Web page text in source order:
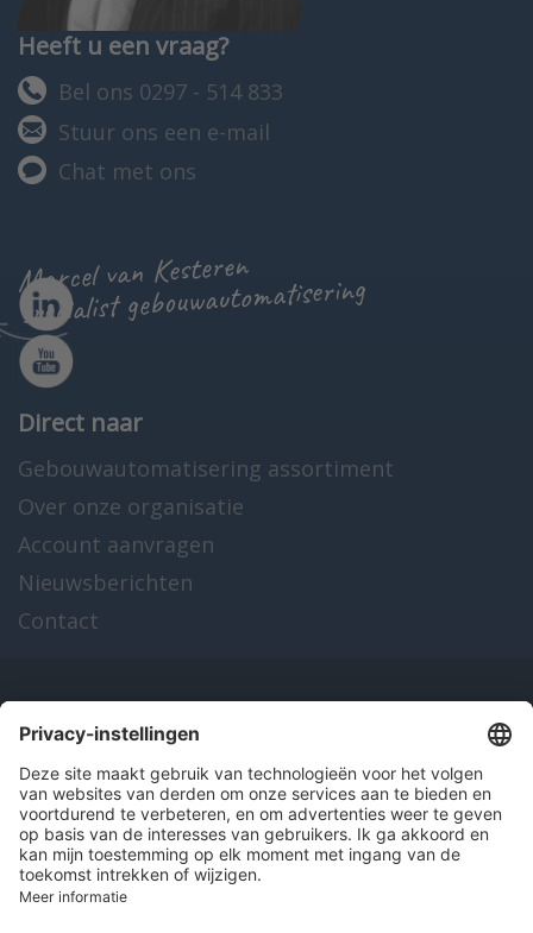
Heeft u een vraag?
Bel ons 0297 - 514 833
Stuur ons een e-mail
Chat met ons
Marcel van Kesteren
specialist gebouwautomatisering
Direct naar
Gebouwautomatisering assortiment
Over onze organisatie
Account aanvragen
Nieuwsberichten
Contact
Onze producten
en diensten
Over Hitma
Algemene voorwaarden Disclaimer
Colofon